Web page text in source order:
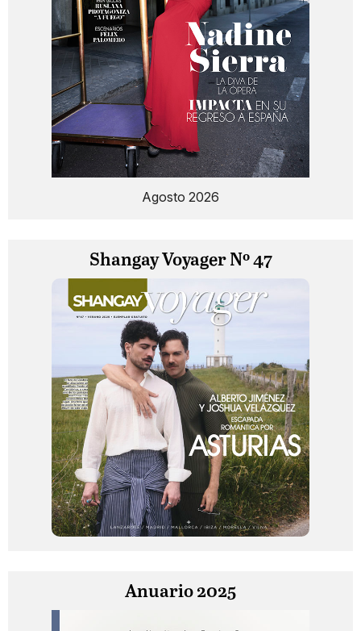
Agosto 2026
Shangay Voyager Nº 47
Anuario 2025